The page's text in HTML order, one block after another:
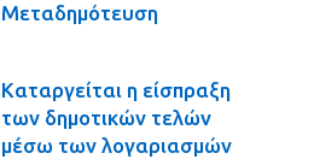
Μεταδημότευση
Καταργείται η είσπραξη
των δημοτικών τελών
μέσω των λογαριασμών